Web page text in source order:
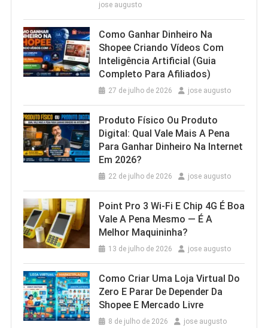
jose augusto
Como Ganhar Dinheiro Na
Shopee Criando Vídeos Com
Inteligência Artificial (Guia
Completo Para Afiliados)
27 de julho de 2026 jose augusto
Produto Físico Ou Produto
Digital: Qual Vale Mais A Pena
Para Ganhar Dinheiro Na Internet
Em 2026?
22 de julho de 2026 jose augusto
Point Pro 3 Wi‑Fi E Chip 4G É Boa
Vale A Pena Mesmo — É A
Melhor Maquininha?
13 de julho de 2026 jose augusto
Como Criar Uma Loja Virtual Do
Zero E Parar De Depender Da
Shopee E Mercado Livre
8 de julho de 2026 jose augusto